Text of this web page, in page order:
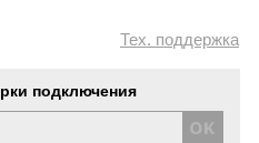
Тех. поддержка
подключения